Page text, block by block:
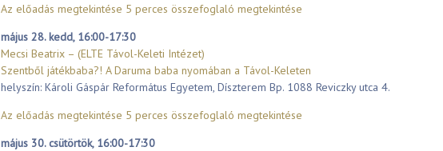
Az előadás megtekintése 5 perces összefoglaló megtekintése
május 28. kedd, 16:00-17:30
Mecsi Beatrix – (ELTE Távol-Keleti Intézet)
Szentből játékbaba?! A Daruma baba nyomában a Távol-Keleten
helyszín: Károli Gáspár Református Egyetem, Díszterem Bp. 1088 Reviczky utca 4.
Az előadás megtekintése 5 perces összefoglaló megtekintése
május 30. csütörtök, 16:00-17:30